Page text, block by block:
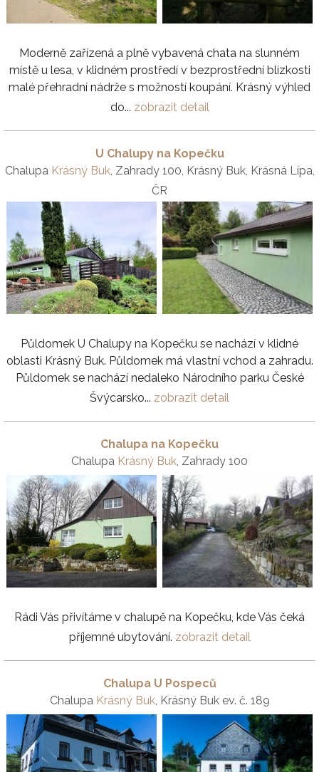
Moderně zařízená a plně vybavená chata na slunném
místě u lesa, v klidném prostředí v bezprostřední blízkosti
malé přehradní nádrže s možností koupání. Krásný výhled
do... zobrazit detail
U Chalupy na Kopečku
Chalupa Krásný Buk, Zahrady 100, Krásný Buk, Krásná Lípa,
ČR
Půldomek U Chalupy na Kopečku se nachází v klidné
oblasti Krásný Buk. Půldomek má vlastní vchod a zahradu.
Půldomek se nachází nedaleko Národního parku České
Švýcarsko... zobrazit detail
Chalupa na Kopečku
Chalupa Krásný Buk, Zahrady 100
Rádi Vás přivítáme v chalupě na Kopečku, kde Vás čeká
příjemné ubytování. zobrazit detail
Chalupa U Pospeců
Chalupa Krásný Buk, Krásný Buk ev. č. 189